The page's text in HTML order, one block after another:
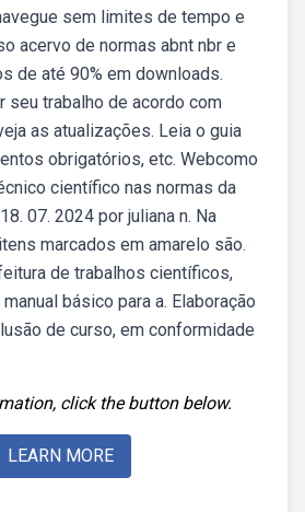
sem limites de tempo e
acervo de normas abnt nbr e
de até 90% em downloads.
seu trabalho de acordo com
as atualizações. Leia o guia
obrigatórios, etc. Webcomo
científico nas normas da
07. 2024 por juliana n. Na
marcados em amarelo são.
de trabalhos científicos,
básico para a. Elaboração
de curso, em conformidade
click the button below.
LEARN MORE